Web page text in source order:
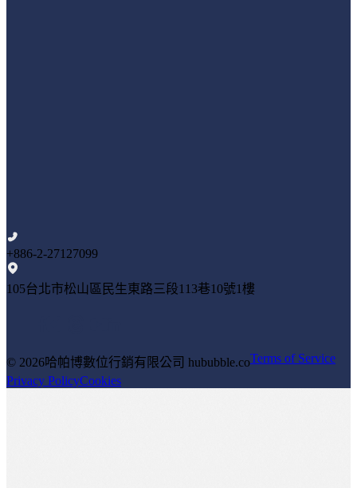
+886-2-27127099
105台北市松山區民生東路三段113巷10號1樓
© 2026哈帕博數位行銷有限公司 hububble.coTerms of Service
Privacy PolicyCookies